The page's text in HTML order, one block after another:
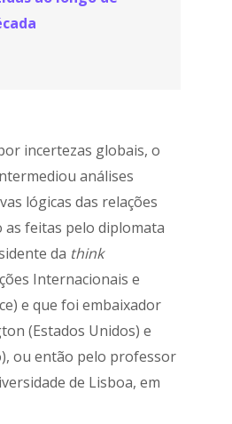
incertezas globais, o
análises
lógicas das relações
as feitas pelo diplomata
da think
Internacionais e
e que foi embaixador
(Estados Unidos) e
ou então pelo professor
de Lisboa, em